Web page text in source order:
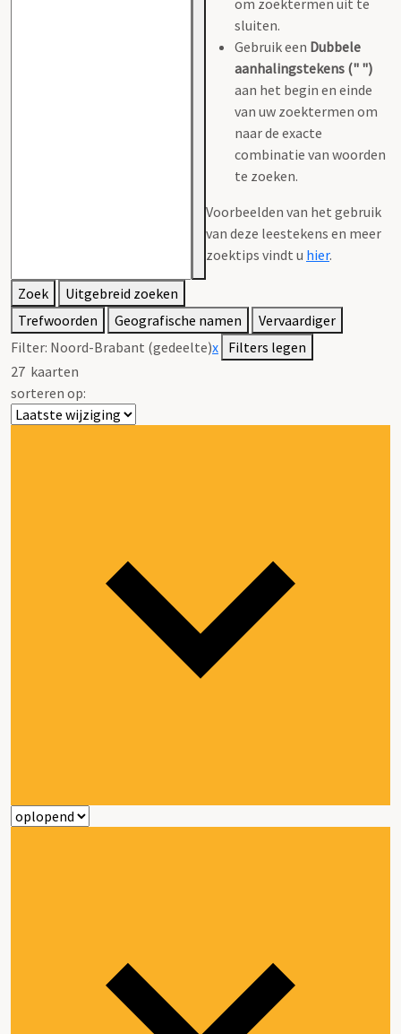
sluiten.
Gebruik een Dubbele
aanhalingstekens (" ")
aan het begin en einde
van uw zoektermen om
naar de exacte
combinatie van woorden
te zoeken.
Voorbeelden van het gebruik
van deze leestekens en meer
zoektips vindt u hier.
Zoek
Uitgebreid zoeken
Trefwoorden
Geografische namen
Vervaardiger
Filter: Noord-Brabant (gedeelte)x Filters legen
27 kaarten
sorteren op: